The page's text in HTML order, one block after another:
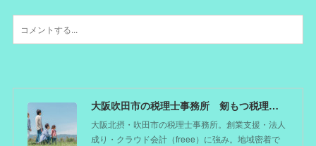
大阪吹田市の税理士事務所 剱もつ税理士（北摂オフィス）―かつてdoctorを目指した税理士が企業のホームドクターとしてあなたの事業をサポート。税理士が直接担当する『かかりつけ税理士』
大阪北摂・吹田市の税理士事務所。創業支援・法人
成り・クラウド会計（freee）に強み。地域密着で